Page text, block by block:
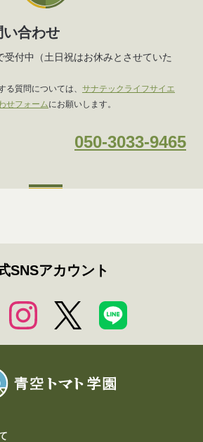
合わせ
付中（土日祝はお休みとさせていた
る質問については、 サナテックライフサイエ
せフォームにお願いします。
050-3033-9465
SNSアカウント